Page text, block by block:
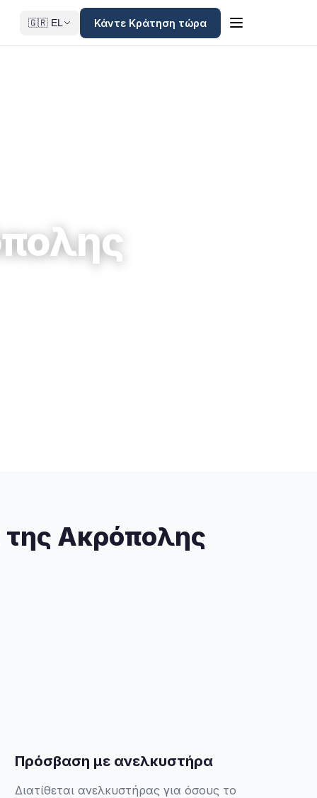
🇬🇷 EL Κάντε Κράτηση τώρα
της Ακρόπολης
Πρόσβαση με ανελκυστήρα
Διατίθεται ανελκυστήρας για όσους το